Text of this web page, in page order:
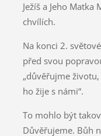
Ježíš a Jeho
chvílích.
Na konci 2.
před svou
„důvěřujme
ho žije s námi“.
To mohlo být
Důvěřujeme. Bůh